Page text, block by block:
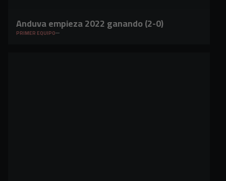
Anduva empieza 2022 ganando (2-0)
PRIMER EQUIPO